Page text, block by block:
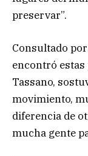
preservar”.
Consultado
encontró
Tassano,
movimiento,
diferencia de
mucha gente